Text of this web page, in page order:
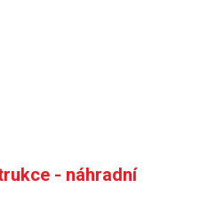
- náhradní